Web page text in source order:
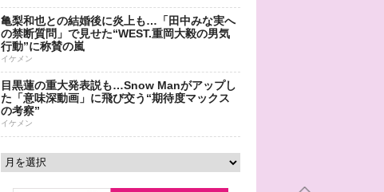
亀梨和也との結婚後に炎上も…「田中みな実へ
の禁断質問」で見せた“WEST.重岡大毅の男気
行動”に称賛の嵐
イケメン
目黒蓮の重大発表説も…Snow Manがアップし
た「意味深動画」に飛び交う“期待度マックス
の考察”
イケメン